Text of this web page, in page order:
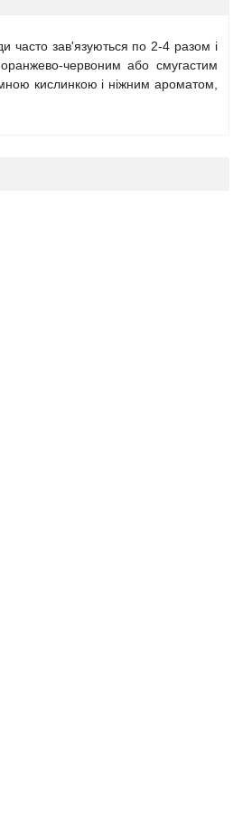
часто зав'язуються по 2-4 разом і
червоним або смугастим
кислинкою і ніжним ароматом,